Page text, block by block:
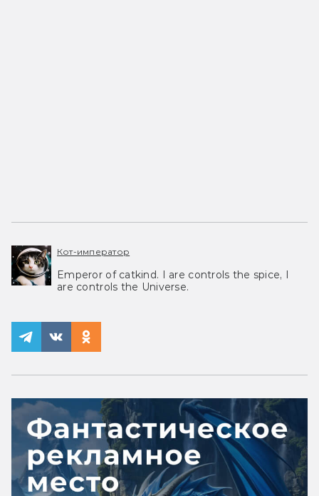
Кот-император
Emperor of catkind. I are controls the spice, I
are controls the Universe.